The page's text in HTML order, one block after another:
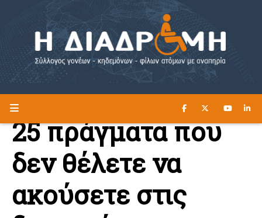
Η ΔΙΑΔΡΟΜΗ ΔΙΑΒΑΣΤΕ ΕΔΩ ►
25 πράγματα που
δεν θέλετε να
ακούσετε στις